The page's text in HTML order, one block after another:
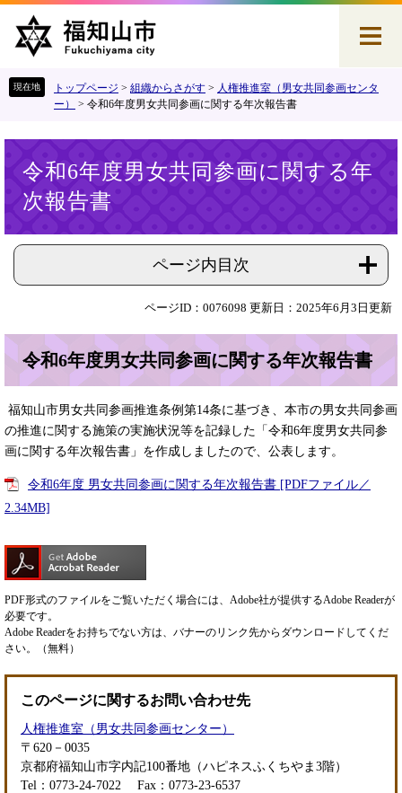
す
し
トップページ > 組織からさがす > 人権推進室（男女共同参画センタ
ー）
> 令和6年度男女共同参画に関する年次報告書
令和6年度男女共同参画に関する年
次報告書
ページ内目次
ページID：0076098 更新日：2025年6月3日更新
令和6年度男女共同参画に関する年次報告書
福知山市男女共同参画推進条例第14条に基づき、本市の男女共同参画
の推進に関する施策の実施状況等を記録した「令和6年度男女共同参
画に関する年次報告書」を作成しましたので、公表します。
令和6年度 男女共同参画に関する年次報告書 [PDFファイル／
2.34MB]
PDF形式のファイルをご覧いただく場合には、Adobe社が提供するAdobe Readerが
必要です。
Adobe Readerをお持ちでない方は、バナーのリンク先からダウンロードしてくだ
さい。（無料）
このページに関するお問い合わせ先
人権推進室（男女共同参画センター）
〒620－0035
京都府福知山市字内記100番地（ハピネスふくちやま3階）
Tel：0773-24-7022
Fax：0773-23-6537